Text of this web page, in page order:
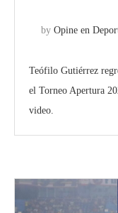
by Opine en
Teófilo Gutiérrez
el Torneo Apertura
video.